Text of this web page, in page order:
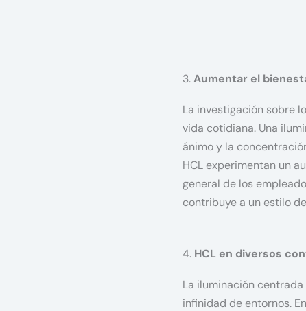
3.Aumentar el
La investigación sobre
vida cotidiana. Una
ánimo y la
HCL experimentan un
general de los
contribuye a un estilo
4. HCL en diversos
La iluminación
infinidad de entornos.